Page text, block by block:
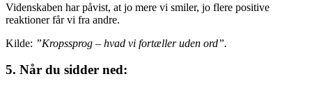
Videnskaben har påvist, at jo mere vi smiler, jo flere positive
reaktioner får vi fra andre.
Kilde: ”Kropssprog – hvad vi fortæller uden ord”.
5. Når du sidder ned: